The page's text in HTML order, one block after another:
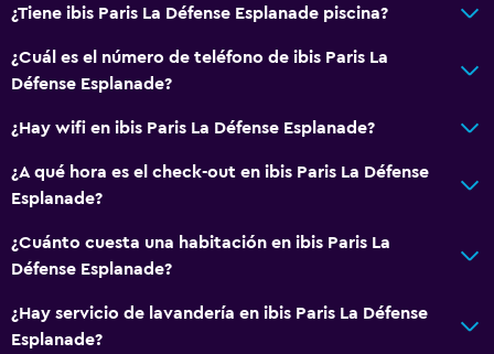
¿Tiene ibis Paris La Défense Esplanade piscina?
¿Cuál es el número de teléfono de ibis Paris La
Défense Esplanade?
¿Hay wifi en ibis Paris La Défense Esplanade?
¿A qué hora es el check-out en ibis Paris La Défense
Esplanade?
¿Cuánto cuesta una habitación en ibis Paris La
Défense Esplanade?
¿Hay servicio de lavandería en ibis Paris La Défense
Esplanade?